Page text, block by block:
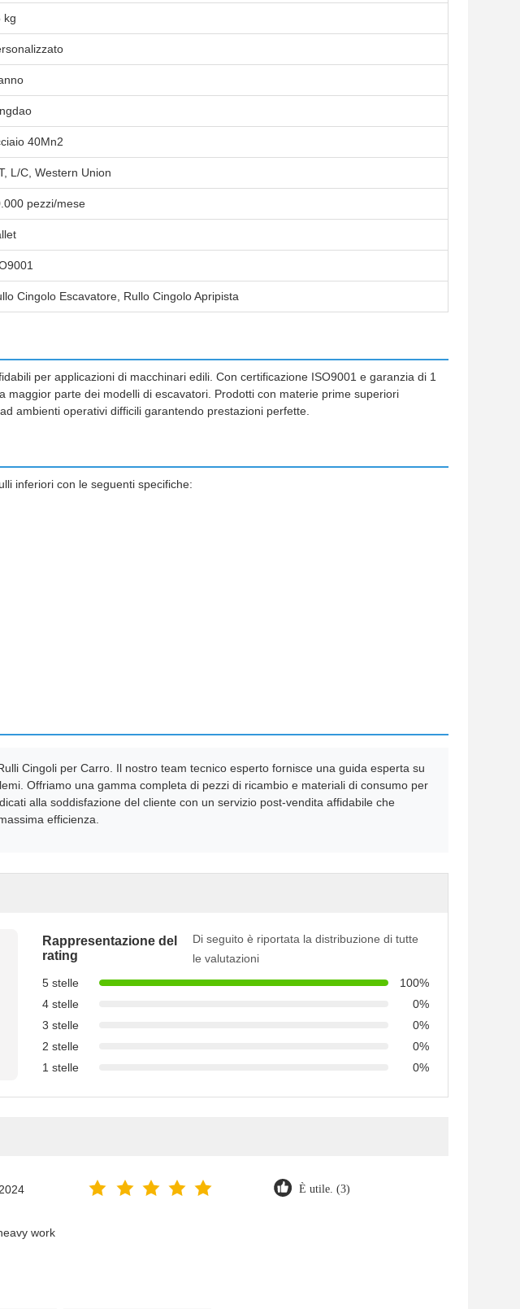
kg
40Mn2
L/C, Western Union
pezzi/mese
Cingolo Escavatore, Rullo Cingolo Apripista
per applicazioni di macchinari edili. Con certificazione ISO9001 e garanzia di 1
parte dei modelli di escavatori. Prodotti con materie prime superiori
ambienti operativi difficili garantendo prestazioni perfette.
inferiori con le seguenti specifiche:
Cingoli per Carro. Il nostro team tecnico esperto fornisce una guida esperta su
Offriamo una gamma completa di pezzi di ricambio e materiali di consumo per
alla soddisfazione del cliente con un servizio post-vendita affidabile che
efficienza.
Rappresentazione del
rating
Di seguito è riportata la distribuzione di tutte
le valutazioni
5 stelle
100%
4 stelle
0%
3 stelle
0%
2 stelle
0%
1 stelle
0%
È utile. (3)
work